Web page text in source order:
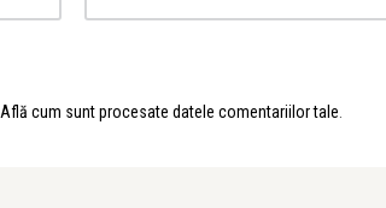
Află cum sunt procesate datele comentariilor tale